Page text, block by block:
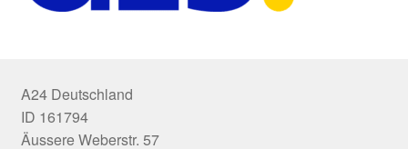
A24 Deutschland
ID 161794
Äussere Weberstr. 57